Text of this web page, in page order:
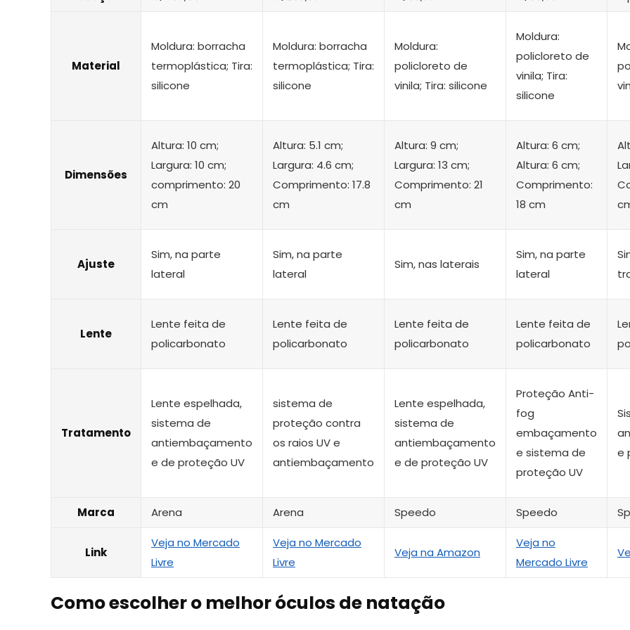
Material
Moldura: borracha
termoplástica; Tira:
silicone
Moldura: borracha
termoplástica; Tira:
silicone
Moldura:
policloreto de
vinila; Tira: silicone
Moldura:
policloreto de
vinila; Tira:
silicone
Dimensões
Altura: 10 cm;
Largura: 10 cm;
comprimento: 20
cm
Altura: 5.1 cm;
Largura: 4.6 cm;
Comprimento: 17.8
cm
Altura: 9 cm;
Largura: 13 cm;
Comprimento: 21
cm
Altura: 6 cm;
Altura: 6 cm;
Comprimento:
18 cm
Ajuste
Sim, na parte
lateral
Sim, na parte
lateral
Sim, nas laterais
Sim, na parte
lateral
Lente
Lente feita de
policarbonato
Lente feita de
policarbonato
Lente feita de
policarbonato
Lente feita de
policarbonato
Tratamento
Lente espelhada,
sistema de
antiembaçamento
e de proteção UV
sistema de
proteção contra
os raios UV e
antiembaçamento
Lente espelhada,
sistema de
antiembaçamento
e de proteção UV
Proteção Anti-
fog
embaçamento
e sistema de
proteção UV
e
Marca Arena Arena Speedo Speedo
Link
Veja no Mercado
Livre
Veja no Mercado
Livre
Veja na Amazon
Veja no
Mercado Livre
Como escolher o melhor óculos de natação